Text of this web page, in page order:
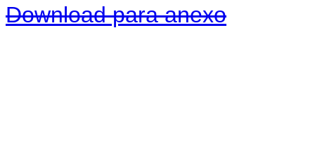
Download para anexo